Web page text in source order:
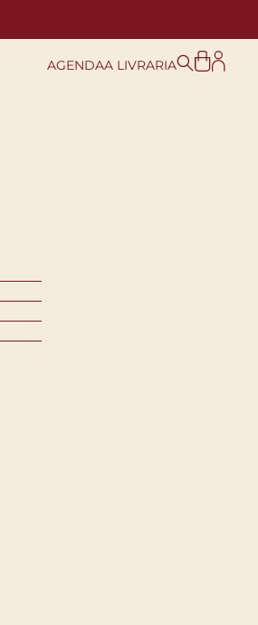
AGENDAA LIVRARIA